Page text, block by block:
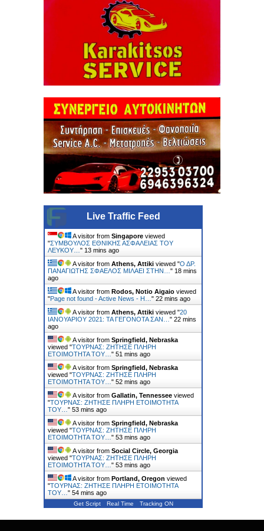
Live Traffic Feed
A visitor from Singapore viewed
"ΣΥΜΒΟΥΛΟΣ ΕΘΝΙΚHΣ ΑΣΦAΛΕΙΑΣ ΤΟΥ
ΛΕΥΚΟY… " 13 mins ago
A visitor from Athens, Attiki viewed "Ο ΔΡ.
ΠΑΝΑΓΙΩΤΗΣ ΣΦΑΕΛΟΣ ΜΙΛΑΕΙ ΣΤΗΝ… " 18 mins
ago
A visitor from Rodos, Notio Aigaio viewed
"Page not found - Active News - Η… " 22 mins ago
A visitor from Athens, Attiki viewed "20
ΙΑΝΟΥΑΡΙΟΥ 2021: ΤΑ ΓΕΓΟΝΟΤΑ ΣΑΝ… " 22 mins
ago
A visitor from Springfield, Nebraska
viewed "ΤΟΥΡΝΑΣ: ΖΗΤΗΣΕ ΠΛΗΡΗ
ΕΤΟΙΜΟΤΗΤΑ ΤΟΥ… " 51 mins ago
A visitor from Springfield, Nebraska
viewed "ΤΟΥΡΝΑΣ: ΖΗΤΗΣΕ ΠΛΗΡΗ
ΕΤΟΙΜΟΤΗΤΑ ΤΟΥ… " 52 mins ago
A visitor from Gallatin, Tennessee viewed
"ΤΟΥΡΝΑΣ: ΖΗΤΗΣΕ ΠΛΗΡΗ ΕΤΟΙΜΟΤΗΤΑ
ΤΟΥ… " 53 mins ago
A visitor from Springfield, Nebraska
viewed "ΤΟΥΡΝΑΣ: ΖΗΤΗΣΕ ΠΛΗΡΗ
ΕΤΟΙΜΟΤΗΤΑ ΤΟΥ… " 53 mins ago
A visitor from Social Circle, Georgia
viewed "ΤΟΥΡΝΑΣ: ΖΗΤΗΣΕ ΠΛΗΡΗ
ΕΤΟΙΜΟΤΗΤΑ ΤΟΥ… " 53 mins ago
A visitor from Portland, Oregon viewed
"ΤΟΥΡΝΑΣ: ΖΗΤΗΣΕ ΠΛΗΡΗ ΕΤΟΙΜΟΤΗΤΑ
ΤΟΥ… " 54 mins ago
Get Script Real Time Tracking ON